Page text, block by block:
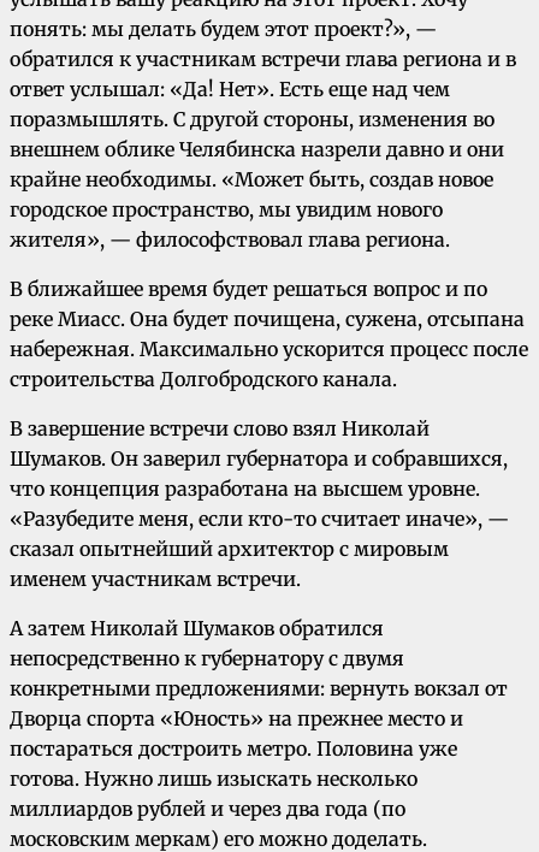
понять: мы делать будем этот проект?», —
обратился к участникам встречи глава региона и в
ответ услышал: «Да! Нет». Есть еще над чем
поразмышлять. С другой стороны, изменения во
внешнем облике Челябинска назрели давно и они
крайне необходимы. «Может быть, создав новое
городское пространство, мы увидим нового
жителя», — философствовал глава региона.
В ближайшее время будет решаться вопрос и по
реке Миасс. Она будет почищена, сужена, отсыпана
набережная. Максимально ускорится процесс после
строительства Долгобродского канала.
В завершение встречи слово взял Николай
Шумаков. Он заверил губернатора и собравшихся,
что концепция разработана на высшем уровне.
«Разубедите меня, если кто-то считает иначе», —
сказал опытнейший архитектор с мировым
именем участникам встречи.
А затем Николай Шумаков обратился
непосредственно к губернатору с двумя
конкретными предложениями: вернуть вокзал от
Дворца спорта «Юность» на прежнее место и
постараться достроить метро. Половина уже
готова. Нужно лишь изыскать несколько
миллиардов рублей и через два года (по
московским меркам) его можно доделать.